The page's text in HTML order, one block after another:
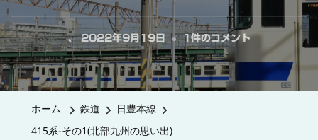
、2022年9月19日 415
系-
そ
1件のコメント
ホーム 鉄道
日豊本線
415系-その1(北部九州の思い出)